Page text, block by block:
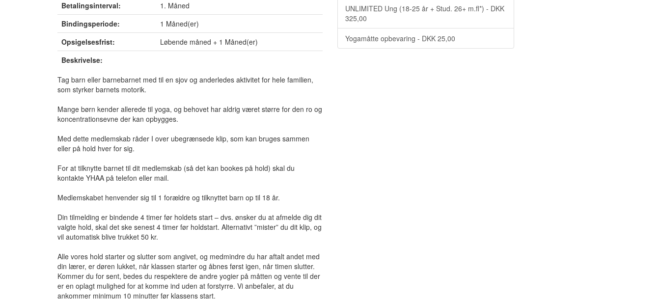
Betalingsinterval:
1. Måned
Bindingsperiode:
1 Måned(er)
Opsigelsesfrist:
Løbende måned + 1 Måned(er)
Beskrivelse:
Tag barn eller barnebarnet med til en sjov og anderledes aktivitet for hele familien,
som styrker barnets motorik.
Mange børn kender allerede til yoga, og behovet har aldrig været større for den ro og
koncentrationsevne der kan opbygges.
Med dette medlemskab råder I over ubegrænsede klip, som kan bruges sammen
eller på hold hver for sig.
For at tilknytte barnet til dit medlemskab (så det kan bookes på hold) skal du
kontakte YHAA på telefon eller mail.
Medlemskabet henvender sig til 1 forældre og tilknyttet barn op til 18 år.
Din tilmelding er bindende 4 timer før holdets start – dvs. ønsker du at afmelde dig dit
valgte hold, skal det ske senest 4 timer før holdstart. Alternativt ”mister” du dit klip, og
vil automatisk blive trukket 50 kr.
Alle vores hold starter og slutter som angivet, og medmindre du har aftalt andet med
din lærer, er døren lukket, når klassen starter og åbnes først igen, når timen slutter.
Kommer du for sent, bedes du respektere de andre yogier på måtten og vente til der
er en oplagt mulighed for at komme ind uden at forstyrre. Vi anbefaler, at du
ankommer minimum 10 minutter før klassens start.
UNLIMITED Ung (18-25 år + Stud. 26+ m.fl*) - DKK
325,00
Yogamåtte opbevaring - DKK 25,00